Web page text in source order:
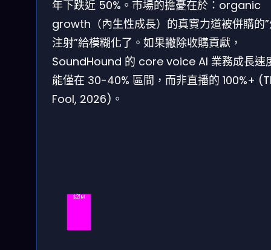
年下跌近 50%。市場的擔憂在於：organic
growth（內生性成長）的真實力道被併購的
注射”給模糊化了。如果撇除收購貢獻，
SoundHound 的 core voice AI 業務成長速
能僅在 30-40% 區間，而非直播的 100%+
Fool, 2026)。
$21M